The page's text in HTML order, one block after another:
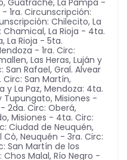
Guatraché, La Pampa -
- 1ra. Circunscripción:
Chilecito, La
Chamical, La Rioja - 4ta.
, La Rioja - 5ta.
- 1ra. Circ:
Las Heras, Luján y
Rafael, Gral. Alvear
San Martín,
y La Paz, Mendoza: 4ta.
Tupungato, Misiones -
2da. Circ: Oberá,
, Misiones - 4ta. Circ:
Ciudad de Neuquén,
Có, Neuquén - 3ra. Circ:
San Martín de los
Chos Malal, Río Negro -